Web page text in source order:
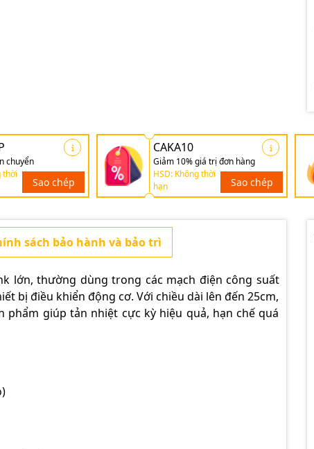
chuyển
thời
Sao chép
CAKA10
Giảm 10% giá trị đơn hàng
HSD: Không thời
hạn
Sao chép
sách bảo hành và bảo trì
lớn, thường dùng trong các mạch điện công suất
bị điều khiển động cơ. Với chiều dài lên đến 25cm,
giúp tản nhiệt cực kỳ hiệu quả, hạn chế quá